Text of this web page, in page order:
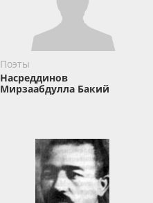
Поэты
Насреддинов
Мирзаабдулла Бакий